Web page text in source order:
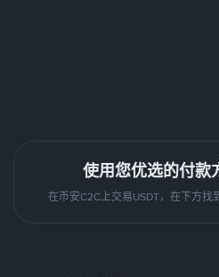
使用您优选的付款
在币安C2C上交易USDT，在下方